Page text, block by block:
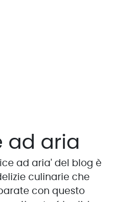
ad aria
ad aria' del blog è
culinarie che
con questo